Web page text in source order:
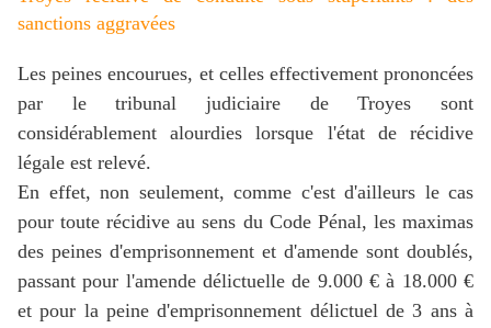
sanctions aggravées
Les peines encourues, et celles effectivement prononcées
par le tribunal judiciaire de Troyes sont
considérablement alourdies lorsque l'état de récidive
légale est relevé.
En effet, non seulement, comme c'est d'ailleurs le cas
pour toute récidive au sens du Code Pénal, les maximas
des peines d'emprisonnement et d'amende sont doublés,
passant pour l'amende délictuelle de 9.000 € à 18.000 €
et pour la peine d'emprisonnement délictuel de 3 ans à